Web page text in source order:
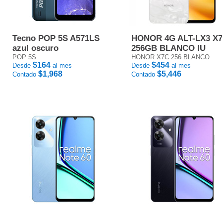
Tecno POP 5S A571LS
azul oscuro
POP 5S
Desde $164 al mes
Contado $1,968
HONOR 4G ALT-LX3
256GB BLANCO IU
HONOR X7C 256 BLANCO
Desde $454 al mes
Contado $5,446